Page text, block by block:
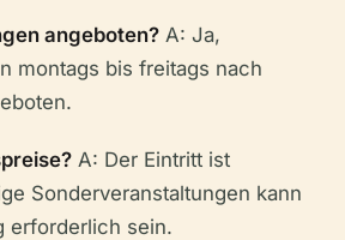
angeboten? A: Ja,
montags bis freitags nach
A: Der Eintritt ist
Sonderveranstaltungen kann
erforderlich sein.